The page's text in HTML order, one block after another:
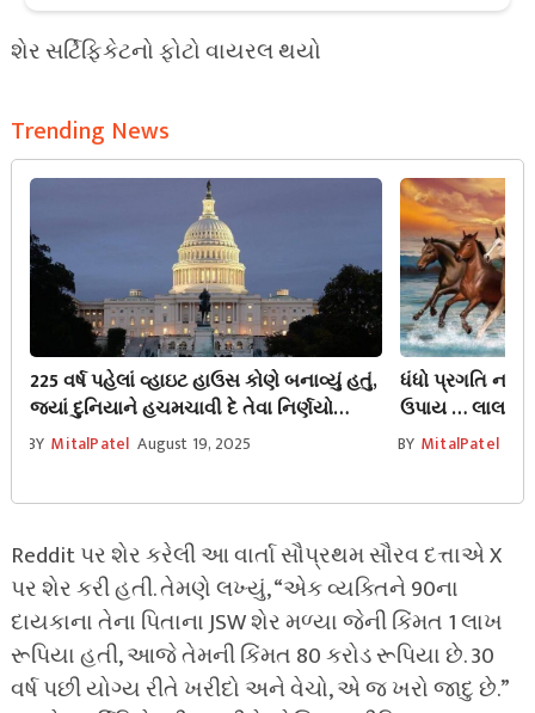
શેર સર્ટિફિકેટનો ફોટો વાયરલ થયો
Trending News
225 વર્ષ પહેલાં વ્હાઇટ હાઉસ કોણે બનાવ્યું હતું,
જ્યાં દુનિયાને હચમચાવી દે તેવા નિર્ણયો
લેવામાં આવે છે, તેના બાંધકામમાં આટલા કરોડો
રૂપિયા ખર્ચાયા હતા
BY MitalPatel August 19, 2025
ધંધો પ્રગતિ
ઉપાય … લાલ
BY MitalPatel
Reddit પર શેર કરેલી આ વાર્તા સૌપ્રથમ સૌરવ દત્તાએ X
પર શેર કરી હતી. તેમણે લખ્યું, “એક વ્યક્તિને 90ના
દાયકાના તેના પિતાના JSW શેર મળ્યા જેની કિંમત 1 લાખ
રૂપિયા હતી, આજે તેમની કિંમત 80 કરોડ રૂપિયા છે. 30
વર્ષ પછી યોગ્ય રીતે ખરીદો અને વેચો, એ જ ખરો જાદુ છે.”